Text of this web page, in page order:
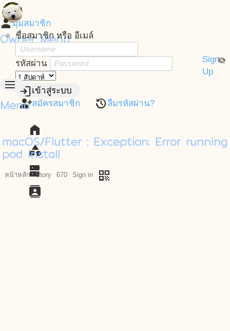
Owner Menu
personมุมสมาชิก
ชื่อสมาชิก หรือ อีเมล์
รหัสผ่าน visibility_off
loginเข้าสู่ระบบ
person_addสมัครสมาชิก restoreลืมรหัสผ่าน?
Sign
Up
menu
Menu
home
category
dns
contacts
macOS/Flutter : Exception: Error running
pod install
หน้าหลัก Story 670 Sign in qr_code